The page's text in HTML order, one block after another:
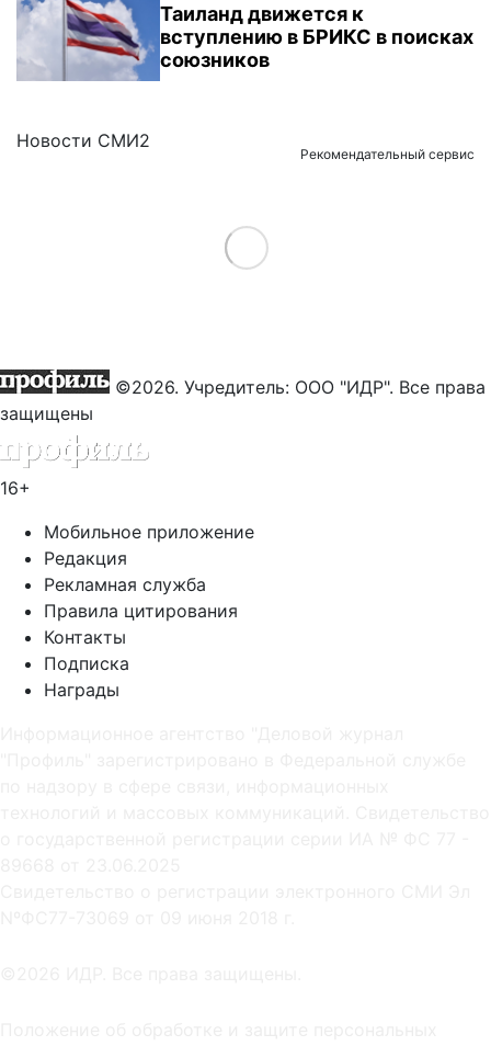
Таиланд движется к
вступлению в БРИКС в поисках
союзников
Новости СМИ2
Рекомендательный сервис
Load More
©2026. Учредитель: ООО "ИДР". Все права
защищены
16+
Мобильное приложение
Редакция
Рекламная служба
Правила цитирования
Контакты
Подписка
Награды